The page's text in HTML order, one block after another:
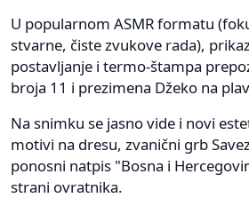
U popularnom ASMR formatu
stvarne, čiste zvukove rada),
postavljanje i termo-štampa
broja 11 i prezimena Džeko na
Na snimku se jasno vide i novi
motivi na dresu, zvanični grb
ponosni natpis "Bosna i
strani ovratnika.